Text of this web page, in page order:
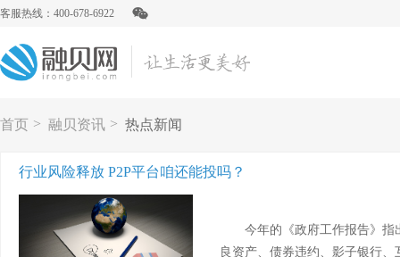
客服热线：400-678-6922
首页 > 融贝资讯 > 热点新闻
行业风险释放 P2P平台咱还能投吗？
今年的《政府工作报告》
良资产、债券违约、影子银行、